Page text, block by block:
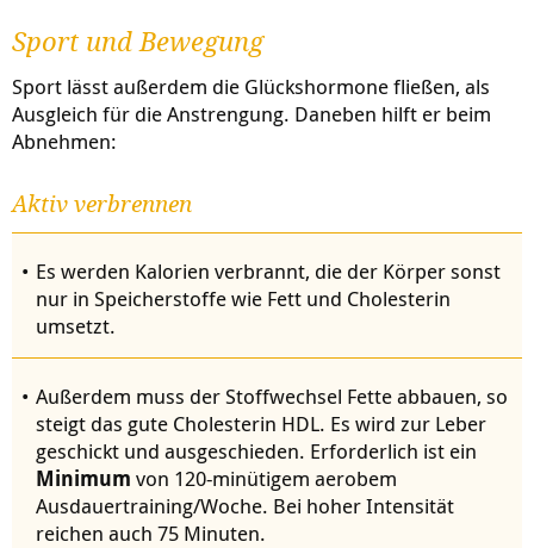
Sport und Bewegung
Sport lässt außerdem die Glückshormone fließen, als
Ausgleich für die Anstrengung. Daneben hilft er beim
Abnehmen:
Aktiv verbrennen
Es werden Kalorien verbrannt, die der Körper sonst
nur in Speicherstoffe wie Fett und Cholesterin
umsetzt.
Außerdem muss der Stoffwechsel Fette abbauen, so
steigt das gute Cholesterin HDL. Es wird zur Leber
geschickt und ausgeschieden. Erforderlich ist ein
Minimum von 120-minütigem aerobem
Ausdauertraining/Woche. Bei hoher Intensität
reichen auch 75 Minuten.